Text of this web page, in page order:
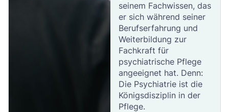
seinem Fachwissen, das
er sich während seiner
Berufserfahrung und
Weiterbildung zur
Fachkraft für
psychiatrische Pflege
angeeignet hat. Denn:
Die Psychiatrie ist die
Königsdisziplin in der
Pflege.